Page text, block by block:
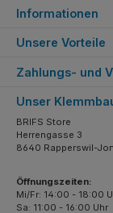
Informationen
Unsere Vorteile
Zahlungs- und
Unser
BRIFS Store
Herrengasse 3
8640 Rapperswil-
Öffnungszeiten:
Mi/Fr: 14:00 - 18:00
Sa: 11:00 - 16:00 Uhr